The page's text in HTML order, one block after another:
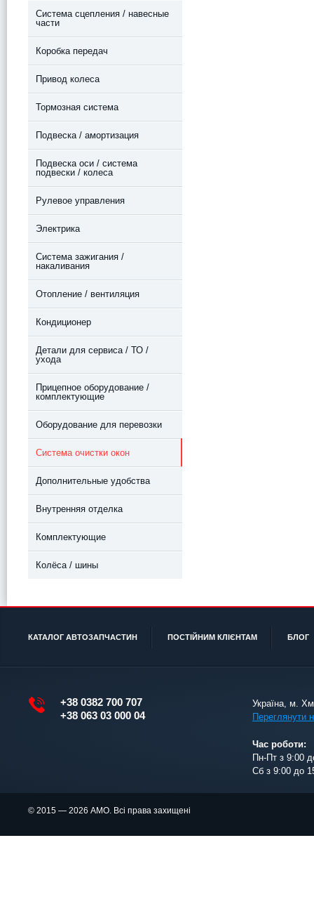
Система сцепления / навесные
части
Коробка передач
Привод колеса
Тормозная система
Подвеска / амортизация
Подвеска оси / система
подвески / колеса
Рулевое управления
Электрика
Система зажигания /
накаливания
Отопление / вентиляция
Кондиционер
Детали для сервиса / ТО /
ухода
Прицепное оборудование /
комплектующие
Оборудование для перевозки
Система очистки окон
Дополнительные удобства
Внутренняя отделка
Комплектующие
Колёса / шины
КАТАЛОГ АВТОЗАПЧАСТИН ПОСТІЙНИМ КЛІЄНТАМ БЛОГ
+38 0382 700 707
+38 063 03 000 04
Україна, м.
Переглянути
Час роботи:
Пн-Пт з 9:00
Сб з 9:00 до
© 2015 — 2026 АМО. Всі права захищені